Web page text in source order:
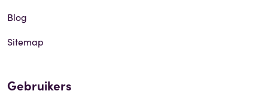
Blog
Sitemap
Gebruikers